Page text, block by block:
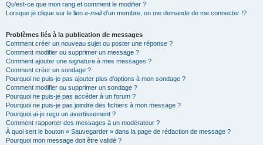
Qu’est-ce que mon rang et comment le modifier ?
Lorsque je clique sur le lien e-maild’un membre, on me demande de me connecter !?
Problèmes liés à la publication de messages
Comment créer un nouveau sujet ou poster une réponse ?
Comment modifier ou supprimer un message ?
Comment ajouter une signature à mes messages ?
Comment créer un sondage ?
Pourquoi ne puis-je pas ajouter plus d’options à mon sondage ?
Comment modifier ou supprimer un sondage ?
Pourquoi ne puis-je pas accéder à un forum ?
Pourquoi ne puis-je pas joindre des fichiers à mon message ?
Pourquoi ai-je reçu un avertissement ?
Comment rapporter des messages à un modérateur ?
À quoi sert le bouton « Sauvegarder » dans la page de rédaction de message ?
Pourquoi mon message doit être validé ?